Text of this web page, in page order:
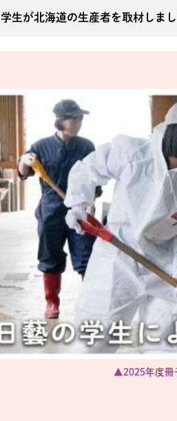
学生が北海道の生産者を取材しまし
▲2025年度冊